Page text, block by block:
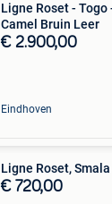
Ligne Roset -
Camel Bruin Leer
€ 2.900,00
Eindhoven
Ligne Roset,
€ 720,00